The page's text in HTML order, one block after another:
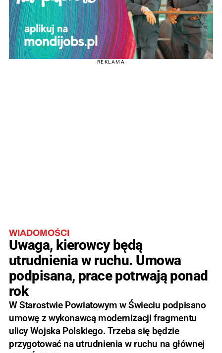
REKLAMA
WIADOMOŚCI
Uwaga, kierowcy będą
utrudnienia w ruchu. Umowa
podpisana, prace potrwają ponad
rok
W Starostwie Powiatowym w Świeciu podpisano
umowę z wykonawcą modernizacji fragmentu
ulicy Wojska Polskiego. Trzeba się będzie
przygotować na utrudnienia w ruchu na głównej